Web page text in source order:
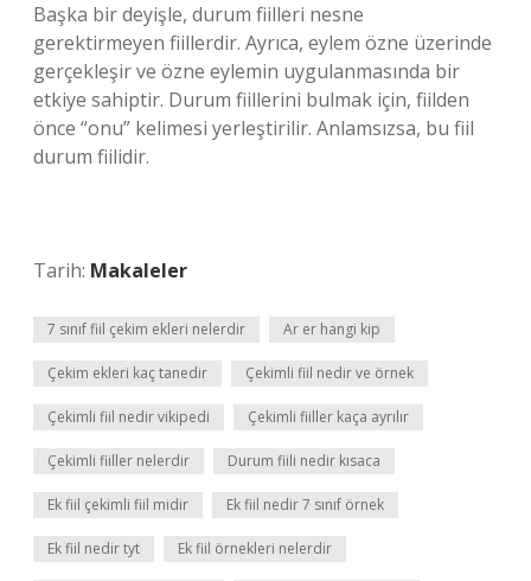
Başka bir deyişle, durum fiilleri nesne
gerektirmeyen fiillerdir. Ayrıca, eylem özne üzerinde
gerçekleşir ve özne eylemin uygulanmasında bir
etkiye sahiptir. Durum fiillerini bulmak için, fiilden
önce “onu” kelimesi yerleştirilir. Anlamsızsa, bu fiil
durum fiilidir.
Tarih: Makaleler
7 sınıf fiil çekim ekleri nelerdir Ar er hangi kip
Çekim ekleri kaç tanedir Çekimli fiil nedir ve örnek
Çekimli fiil nedir vikipedi Çekimli fiiller kaça ayrılır
Çekimli fiiller nelerdir Durum fiili nedir kısaca
Ek fiil çekimli fiil midir Ek fiil nedir 7 sınıf örnek
Ek fiil nedir tyt Ek fiil örnekleri nelerdir